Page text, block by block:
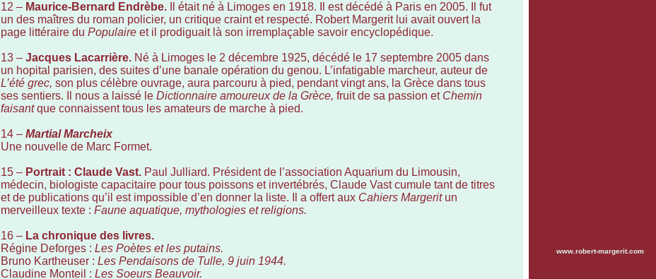
12 – Maurice-Bernard Endrèbe.Il était né à Limoges en 1918. Il est décédé à Paris en 2005. Il fut
un des maîtres du roman policier, un critique craint et respecté. Robert Margerit lui avait ouvert la
page littéraire du Populaireet il prodiguait là son irremplaçable savoir encyclopédique.
13 – Jacques Lacarrière.Né à Limoges le 2 décembre 1925, décédé le 17 septembre 2005 dans
un hopital parisien, des suites d’une banale opération du genou. L’infatigable marcheur, auteur de
L’été grec, son plus célèbre ouvrage, aura parcouru à pied, pendant vingt ans, la Grèce dans tous
ses sentiers. Il nous a laissé le Dictionnaire amoureux de la Grèce, fruit de sa passion et Chemin
faisantque connaissent tous les amateurs de marche à pied.
14 – Martial Marcheix
Une nouvelle de Marc Formet.
15 – Portrait : Claude Vast.Paul Julliard. Président de l’association Aquarium du Limousin,
médecin, biologiste capacitaire pour tous poissons et invertébrés, Claude Vast cumule tant de titres
et de publications qu’il est impossible d’en donner la liste. Il a offert aux Cahiers Margeritun
merveilleux texte : Faune aquatique, mythologies et religions.
16 – La chronique des livres.
Régine Deforges : Les Poètes et les putains.
Bruno Kartheuser : Les Pendaisons de Tulle, 9 juin 1944.
Claudine Monteil : Les Soeurs Beauvoir.
www.robert-margerit.com